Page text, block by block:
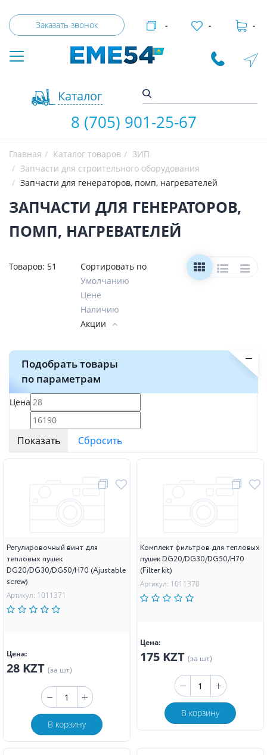
Заказать звонок
Каталог
- - -
8 (705) 901-25-67
Главная Каталог товаров
ЗИП
Запчасти для строительного оборудования
Запчасти для генераторов, помп, нагревателей
ЗАПЧАСТИ ДЛЯ ГЕНЕРАТОРОВ,
ПОМП, НАГРЕВАТЕЛЕЙ
Товаров: 51
Сортировать по
Умолчанию
Цене
Наличию
Акции
Подобрать товары
по параметрам
Цена
Регулировочный винт для
тепловых пушек
DG20/DG30/DG50/H70 (Ajustable
screw)
Артикул: 1011371
Цена:
28 KZT (за шт)
В корзину
Комплект фильтров для тепловых
пушек DG20/DG30/DG50/H70
(Filter kit)
Артикул: 1011370
Цена:
175 KZT (за шт)
В корзину